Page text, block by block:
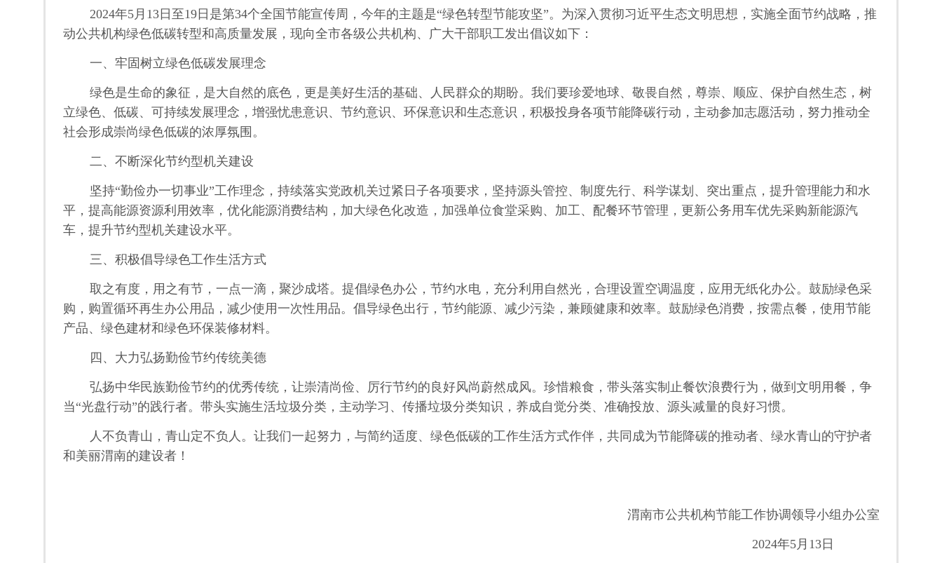
2024年5月13日至19日是第34个全国节能宣传周，今年的主题是“绿色转型节能攻坚”。为深入贯彻习近平生态文明思想，实施全面节约战略，推
动公共机构绿色低碳转型和高质量发展，现向全市各级公共机构、广大干部职工发出倡议如下：
一、牢固树立绿色低碳发展理念
绿色是生命的象征，是大自然的底色，更是美好生活的基础、人民群众的期盼。我们要珍爱地球、敬畏自然，尊崇、顺应、保护自然生态，树
立绿色、低碳、可持续发展理念，增强忧患意识、节约意识、环保意识和生态意识，积极投身各项节能降碳行动，主动参加志愿活动，努力推动全
社会形成崇尚绿色低碳的浓厚氛围。
二、不断深化节约型机关建设
坚持“勤俭办一切事业”工作理念，持续落实党政机关过紧日子各项要求，坚持源头管控、制度先行、科学谋划、突出重点，提升管理能力和水
平，提高能源资源利用效率，优化能源消费结构，加大绿色化改造，加强单位食堂采购、加工、配餐环节管理，更新公务用车优先采购新能源汽
车，提升节约型机关建设水平。
三、积极倡导绿色工作生活方式
取之有度，用之有节，一点一滴，聚沙成塔。提倡绿色办公，节约水电，充分利用自然光，合理设置空调温度，应用无纸化办公。鼓励绿色采
购，购置循环再生办公用品，减少使用一次性用品。倡导绿色出行，节约能源、减少污染，兼顾健康和效率。鼓励绿色消费，按需点餐，使用节能
产品、绿色建材和绿色环保装修材料。
四、大力弘扬勤俭节约传统美德
弘扬中华民族勤俭节约的优秀传统，让崇清尚俭、厉行节约的良好风尚蔚然成风。珍惜粮食，带头落实制止餐饮浪费行为，做到文明用餐，争
当“光盘行动”的践行者。带头实施生活垃圾分类，主动学习、传播垃圾分类知识，养成自觉分类、准确投放、源头减量的良好习惯。
人不负青山，青山定不负人。让我们一起努力，与简约适度、绿色低碳的工作生活方式作伴，共同成为节能降碳的推动者、绿水青山的守护者
和美丽渭南的建设者！
渭南市公共机构节能工作协调领导小组办公室
2024年5月13日